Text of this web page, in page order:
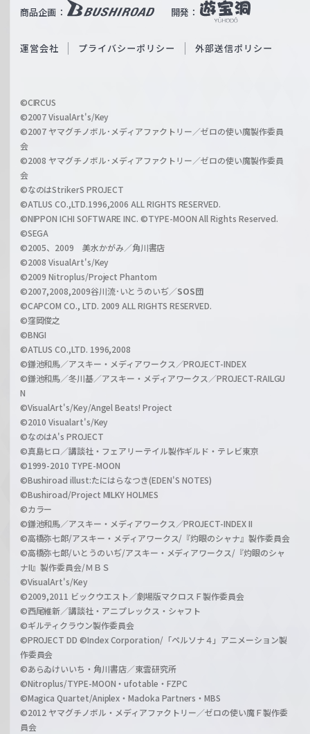
ß
c
a
r
z
商品企画： 開発：
b
O
i
l
h
a
n
l
運営会社 プライバシーポリシー 外部送信ポリシー
©CIRCUS
©2007 VisualArt's/Key
©2007 ヤマグチノボル･メディアファクトリー／ゼロの使い魔製作委員
会
©2008 ヤマグチノボル･メディアファクトリー／ゼロの使い魔製作委員
会
©なのはStrikerS PROJECT
©ATLUS CO.,LTD.1996,2006 ALL RIGHTS RESERVED.
©NIPPON ICHI SOFTWARE INC. ©TYPE-MOON All Rights Reserved.
©SEGA
©2005、2009 美水かがみ／角川書店
©2008 VisualArt's/Key
©2009 Nitroplus/Project Phantom
©2007,2008,2009谷川流･いとうのいぢ／SOS団
©CAPCOM CO., LTD. 2009 ALL RIGHTS RESERVED.
©窪岡俊之
©BNGI
©ATLUS CO.,LTD. 1996,2008
©鎌池和馬／アスキー・メディアワークス／PROJECT-INDEX
©鎌池和馬／冬川基／アスキー・メディアワークス／PROJECT-RAILGU
N
©VisualArt's/Key/Angel Beats! Project
©2010 Visualart's/Key
©なのはA's PROJECT
©真島ヒロ／講談社・フェアリーテイル製作ギルド・テレビ東京
©1999-2010 TYPE-MOON
©Bushiroad illust:たにはらなつき(EDEN'S NOTES)
©Bushiroad/Project MILKY HOLMES
©カラー
©鎌池和馬／アスキー・メディアワークス／PROJECT-INDEX II
©高橋弥七郎/アスキー・メディアワークス/『灼眼のシャナ』製作委員会
©高橋弥七郎/いとうのいぢ/アスキー・メディアワークス/『灼眼のシャ
ナII』製作委員会/ＭＢＳ
©VisualArt's/Key
©2009,2011 ビックウエスト／劇場版マクロスＦ製作委員会
©西尾維新／講談社・アニプレックス・シャフト
©ギルティクラウン製作委員会
©PROJECT DD ©Index Corporation/「ペルソナ４」アニメーション製
作委員会
©あらゐけいいち・角川書店／東雲研究所
©Nitroplus/TYPE-MOON・ufotable・FZPC
©Magica Quartet/Aniplex・Madoka Partners・MBS
©2012 ヤマグチノボル・メディアファクトリー／ゼロの使い魔Ｆ製作委
員会